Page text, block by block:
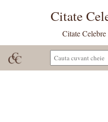
Citate
Citate